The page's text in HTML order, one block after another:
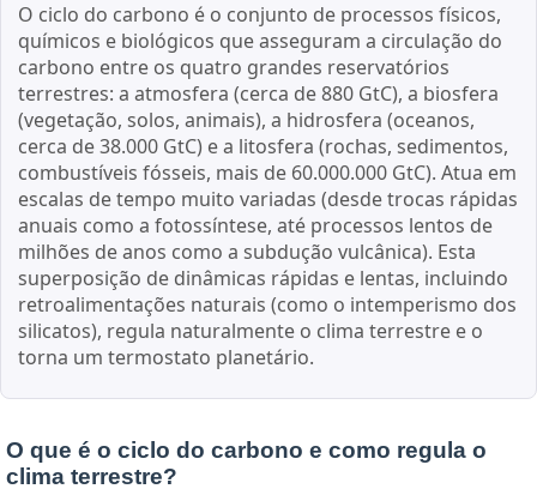
O ciclo do carbono é o conjunto de processos físicos,
químicos e biológicos que asseguram a circulação do
carbono entre os quatro grandes reservatórios
terrestres: a atmosfera (cerca de 880 GtC), a biosfera
(vegetação, solos, animais), a hidrosfera (oceanos,
cerca de 38.000 GtC) e a litosfera (rochas, sedimentos,
combustíveis fósseis, mais de 60.000.000 GtC). Atua em
escalas de tempo muito variadas (desde trocas rápidas
anuais como a fotossíntese, até processos lentos de
milhões de anos como a subdução vulcânica). Esta
superposição de dinâmicas rápidas e lentas, incluindo
retroalimentações naturais (como o intemperismo dos
silicatos), regula naturalmente o clima terrestre e o
torna um termostato planetário.
O que é o ciclo do carbono e como regula o
clima terrestre?